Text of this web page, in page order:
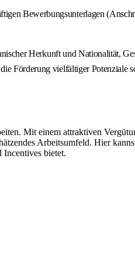
Bewerbungsunterlagen
Herkunft und Nationalität,
Förderung vielfältiger Potenziale
Mit einem attraktiven
Arbeitsumfeld. Hier
Incentives bietet.